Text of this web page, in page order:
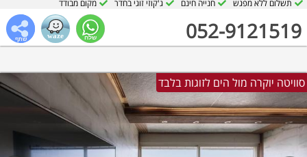
052-9121519
תשלום ללא מפגש חנייה חינם ג'קוזי זוגי בחדר מקום מבודד
סוויטה יוקרה מול הים לזוגות בלבד